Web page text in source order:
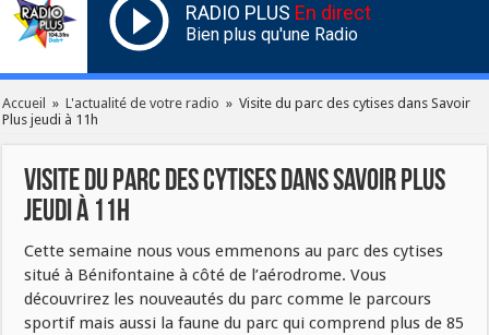
RADIO PLUS En direct
Bien plus qu'une Radio
Accueil » L'actualité de votre radio » Visite du parc des cytises dans Savoir
Plus jeudi à 11h
Visite du parc des cytises dans Savoir Plus
jeudi à 11h
Cette semaine nous vous emmenons au parc des cytises
situé à Bénifontaine à côté de l’aérodrome. Vous
découvrirez les nouveautés du parc comme le parcours
sportif mais aussi la faune du parc qui comprend plus de 85